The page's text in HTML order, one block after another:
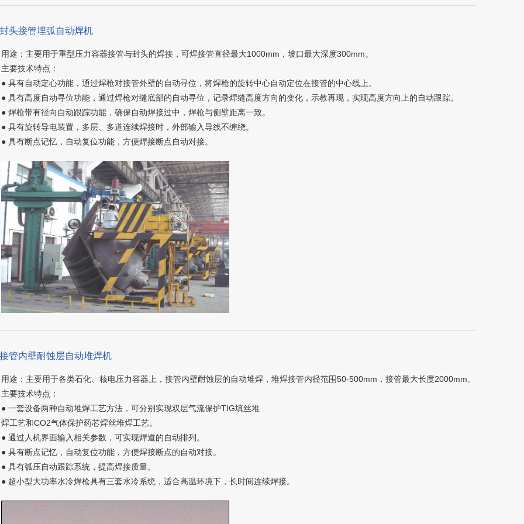
头接管埋弧自动焊机
用途：主要用于重型压力容器接管与封头的焊接，可焊接管直径最大1000mm，坡口最大深度300mm。
主要技术特点：
● 具有自动定心功能，通过焊枪对接管外壁的自动寻位，将焊枪的旋转中心自动定位在接管的中心线上。
● 具有高度自动寻位功能，通过焊枪对缝底部的自动寻位，记录焊缝高度方向的变化，示教再现，实现高度方向上的自动跟踪。
● 焊枪带有径向自动跟踪功能，确保自动焊接过中，焊枪与侧壁距离一致。
● 具有旋转导电装置，多层、多道连续焊接时，外部输入导线不缠绕。
● 具有断点记忆，自动复位功能，方便焊接断点自动对接。
管内壁耐蚀层自动堆焊机
用途：主要用于各类石化、核电压力容器上，接管内壁耐蚀层的自动堆焊，堆焊接管内径范围50-500mm，接管最大长度2000mm。
主要技术特点：
● 一套设备两种自动堆焊工艺方法，可分别实现双层气流保护TIG填丝堆
焊工艺和CO2气体保护药芯焊丝堆焊工艺。
● 通过人机界面输入相关参数，可实现焊道的自动排列。
● 具有断点记忆，自动复位功能，方便焊接断点的自动对接。
● 具有弧压自动跟踪系统，提高焊接质量。
● 超小型大功率水冷焊枪具有三套水冷系统，适合高温环境下，长时间连续焊接。